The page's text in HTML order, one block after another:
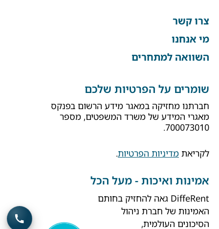
צרו קשר
מי אנחנו
השוואה למתחרים
שומרים על הפרטיות שלכם
חברתנו מחזיקה במאגר מידע הרשום בפנקס
מאגרי המידע של משרד המשפטים, מספר
700073010.
לקריאת מדיניות הפרטיות.
אמינות ואיכות - מעל הכל
DiffeRent גאה להחזיק בחותם
האמינות של חברת ניהול
הסיכונים העולמית,